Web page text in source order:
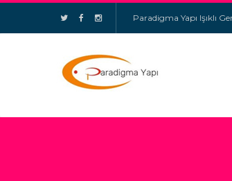
Paradigma Yapı Işıklı